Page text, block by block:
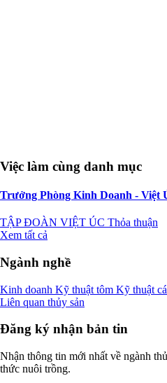
Việc làm cùng danh mục
Trưởng Phòng Kinh Doanh - Việt
TẬP ĐOÀN VIỆT ÚC Thỏa thuận
Xem tất cả
Ngành nghề
Kinh doanh Kỹ thuật tôm Kỹ thuật cá
Liên quan thủy sản
Đăng ký nhận bản tin
Nhận thông tin mới nhất về ngành
thức nuôi trồng.